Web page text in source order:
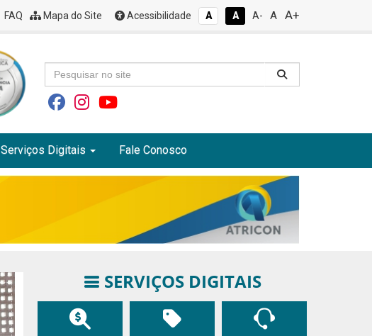
FAQ Mapa do Site Acessibilidade A A A- A A+
Serviços Digitais Fale Conosco
SERVIÇOS DIGITAIS